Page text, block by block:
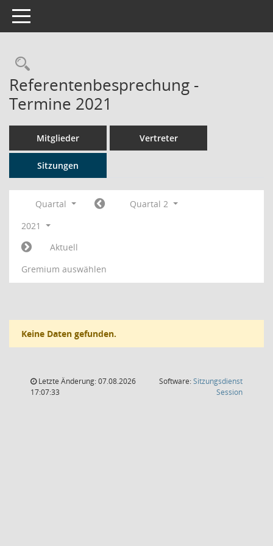
Toggle navigation
Rechercheauswahl
Referentenbesprechung -
Termine 2021
Mitglieder Vertreter
Sitzungen
Quartal
Quartal 2
2021
Aktuell
Gremium auswählen
Keine Daten gefunden.
Letzte Änderung: 07.08.2026
17:07:33
Software:Sitzungsdienst
Session(Wird in